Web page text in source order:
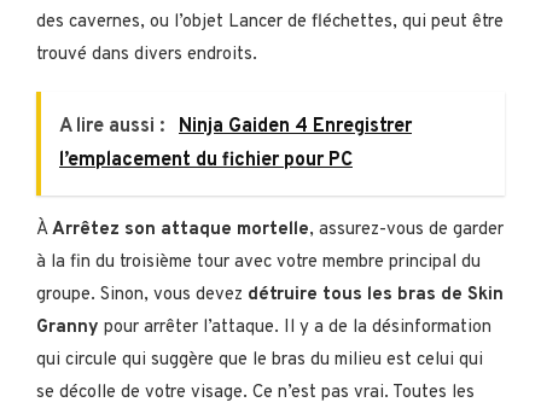
des cavernes, ou l’objet Lancer de fléchettes, qui peut être
trouvé dans divers endroits.
A lire aussi : Ninja Gaiden 4 Enregistrer
l’emplacement du fichier pour PC
ÀArrêtez son attaque mortelle, assurez-vous de garder
à la fin du troisième tour avec votre membre principal du
groupe. Sinon, vous devez détruire tous les bras de Skin
Granny pour arrêter l’attaque. Il y a de la désinformation
qui circule qui suggère que le bras du milieu est celui qui
se décolle de votre visage. Ce n’est pas vrai. Toutes les